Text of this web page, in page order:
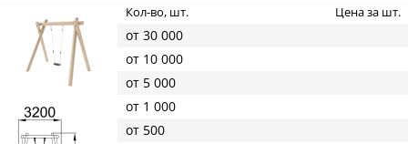
Кол-во, шт. Цена за шт.
от 30 000
от 10 000
от 5 000
от 1 000
от 500